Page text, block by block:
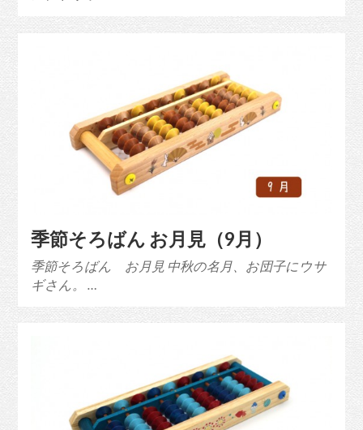
季節そろばん お月見（9月）
季節そろばん お月見 中秋の名月、お団子にウサ
ギさん。 …